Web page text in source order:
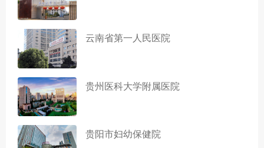
云南省第一人民医院
贵州医科大学附属医院
贵阳市妇幼保健院